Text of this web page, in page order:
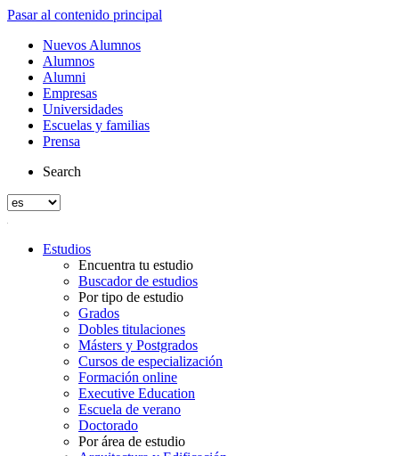
Pasar al contenido principal
Nuevos Alumnos
Alumnos
Alumni
Empresas
Universidades
Escuelas y familias
Prensa
Search
Estudios
Encuentra tu estudio
Buscador de estudios
Por tipo de estudio
Grados
Dobles titulaciones
Másters y Postgrados
Cursos de especialización
Formación online
Executive Education
Escuela de verano
Doctorado
Por área de estudio